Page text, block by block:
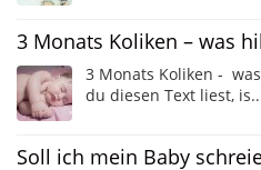
3 Monats Koliken – was
3 Monats Koliken -
du diesen Text liest,
Soll ich mein Baby